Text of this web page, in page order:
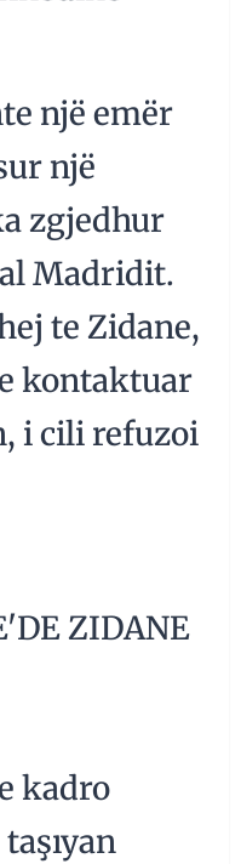
një emër
një
zgjedhur
Madridit.
te Zidane,
kontaktuar
i cili refuzoi
ZIDANE
kadro